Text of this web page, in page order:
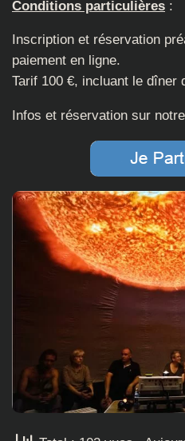
Conditions particulières :
Inscription et réservation
paiement en ligne.
Tarif 100 €, incluant le dîner
Infos et réservation sur